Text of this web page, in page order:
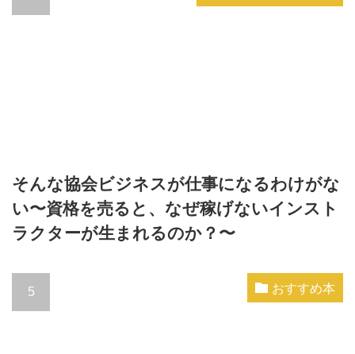
そんな協会ビジネスが仕事になるわけがな
い〜資格を売ると、なぜ稼げないインスト
ラクターが生まれるのか？〜
おすすめ本